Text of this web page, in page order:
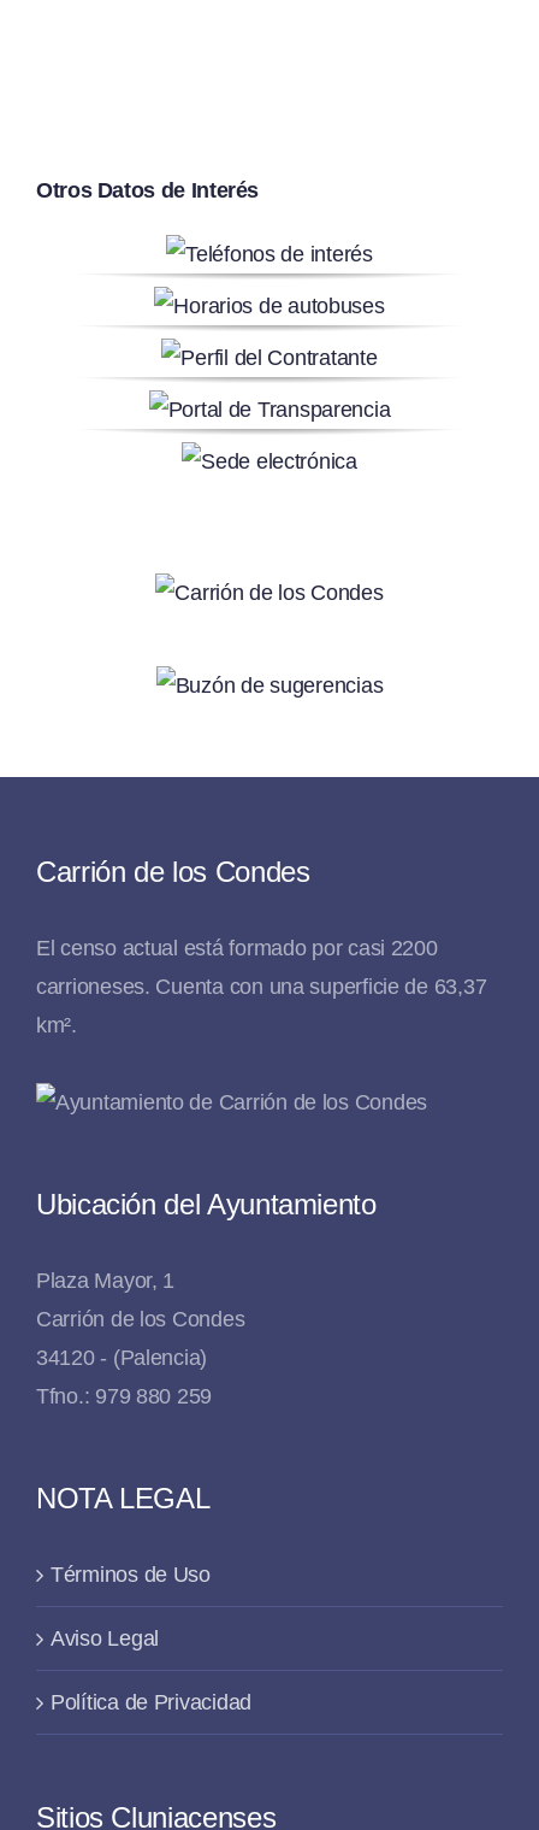
Otros Datos de Interés
Carrión de los Condes
El censo actual está formado por casi 2200
carrioneses. Cuenta con una superficie de 63,37
km².
Ubicación del Ayuntamiento
Plaza Mayor, 1
Carrión de los Condes
34120 - (Palencia)
Tfno.: 979 880 259
NOTA LEGAL
Términos de Uso
Aviso Legal
Política de Privacidad
Sitios Cluniacenses